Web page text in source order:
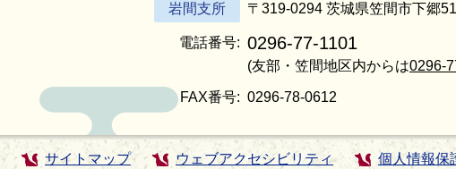
岩間支所 〒319-0294 茨城県笠間市下郷
電話番号: 0296-77-1101
(友部・笠間地区内からは0296-
FAX番号: 0296-78-0612
サイトマップ ウェブアクセシビリティ 個人情報保